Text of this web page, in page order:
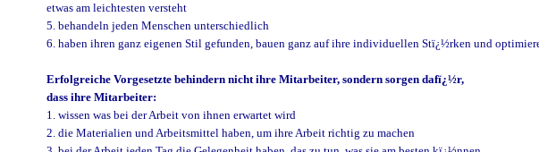
etwas am leichtesten versteht
5. behandeln jeden Menschen unterschiedlich
6. haben ihren ganz eigenen Stil gefunden, bauen ganz auf ihre individuellen Stï¿½rken und
Erfolgreiche Vorgesetzte behindern nicht ihre Mitarbeiter, sondern sorgen dafï¿½r,
dass ihre Mitarbeiter:
1. wissen was bei der Arbeit von ihnen erwartet wird
2. die Materialien und Arbeitsmittel haben, um ihre Arbeit richtig zu machen